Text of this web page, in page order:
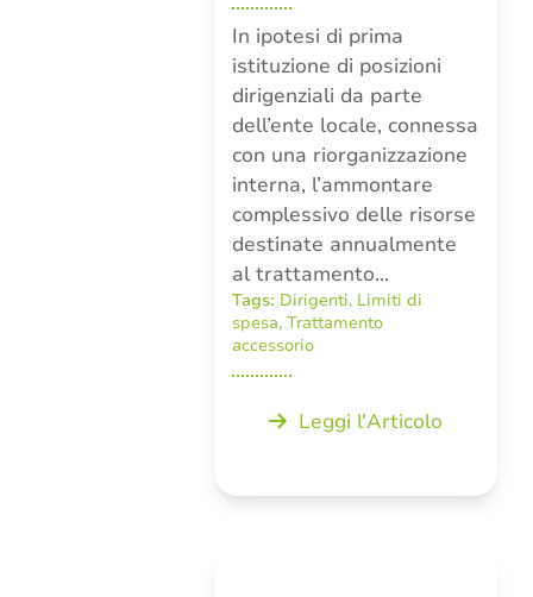
In ipotesi di prima
istituzione di posizioni
dirigenziali da parte
dell’ente locale, connessa
con una riorganizzazione
interna, l’ammontare
complessivo delle risorse
destinate annualmente
al trattamento…
Tags: Dirigenti, Limiti di
spesa, Trattamento
accessorio
Leggi l'Articolo